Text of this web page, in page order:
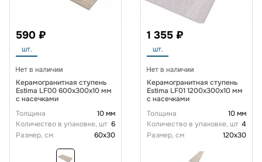
590 ₽
шт.
Керамогранитная ступень
Estima LF00 600x300x10 мм
с насечками
Толщина
10 мм
Количество в упаковке, шт 6
Размер, см
60x30
1 355 ₽
шт.
Керамогранитная ступень
Estima LF01 1200x300x10 мм
с насечками
Толщина
10 мм
Количество в упаковке, шт 4
Размер, см
120x30